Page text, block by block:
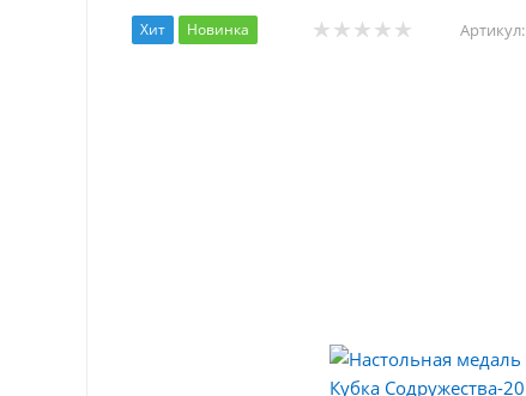
Хит Новинка Артикул: